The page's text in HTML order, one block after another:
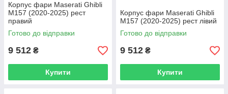
Корпус фари Maserati Ghibli
M157 (2020-2025) рест
правий
Готово до відправки
9 512 ₴
Купити
Корпус фари Maserati Ghibli
M157 (2020-2025) рест лівий
Готово до відправки
9 512 ₴
Купити